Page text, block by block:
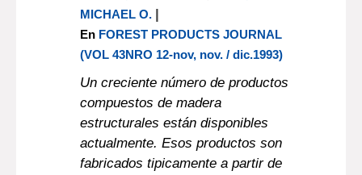
MICHAEL O. |
En FOREST PRODUCTS JOURNAL
(VOL 43NRO 12-nov, nov. / dic.1993)
Un creciente número de productos
compuestos de madera
estructurales están disponibles
actualmente. Esos productos son
fabricados tipicamente a partir de